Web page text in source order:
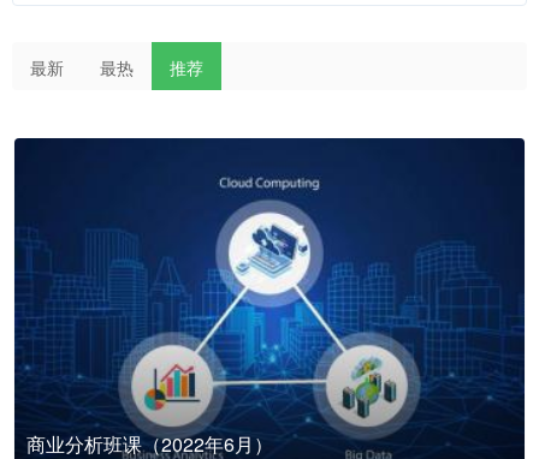
最新 最热 推荐
商业分析班课（2022年6月）